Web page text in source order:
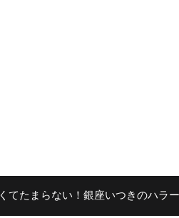
らない！銀座いつきのハラール天丼